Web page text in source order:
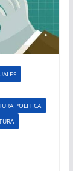
POLITICA